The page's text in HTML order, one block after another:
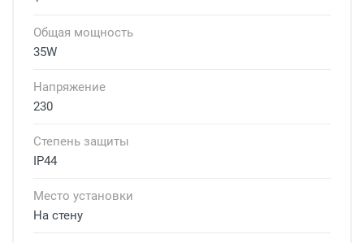
Общая мощность
35W
Напряжение
230
Степень защиты
IP44
Место установки
На стену